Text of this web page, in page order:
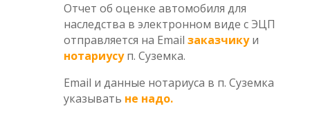
Отчет об оценке автомобиля для
наследства в электронном виде с ЭЦП
отправляется на Email заказчикуи
нотариусуп. Суземка.
Email и данные нотариуса в п. Суземка
указывать не надо.